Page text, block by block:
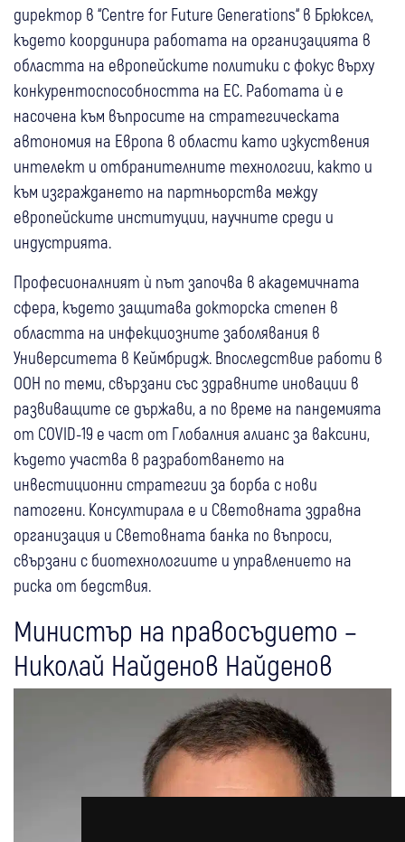
директор в “Centre for Future Generations“ в Брюксел,
където координира работата на организацията в
областта на европейските политики с фокус върху
конкурентоспособността на ЕС. Работата ѝ е
насочена към въпросите на стратегическата
автономия на Европа в области като изкуствения
интелект и отбранителните технологии, както и
към изграждането на партньорства между
европейските институции, научните среди и
индустрията.
Професионалният ѝ път започва в академичната
сфера, където защитава докторска степен в
областта на инфекциозните заболявания в
Университета в Кеймбридж. Впоследствие работи в
ООН по теми, свързани със здравните иновации в
развиващите се държави, а по време на пандемията
от COVID-19 е част от Глобалния алианс за ваксини,
където участва в разработването на
инвестиционни стратегии за борба с нови
патогени. Консултирала е и Световната здравна
организация и Световната банка по въпроси,
свързани с биотехнологиите и управлението на
риска от бедствия.
Министър на правосъдието –
Николай Найденов Найденов